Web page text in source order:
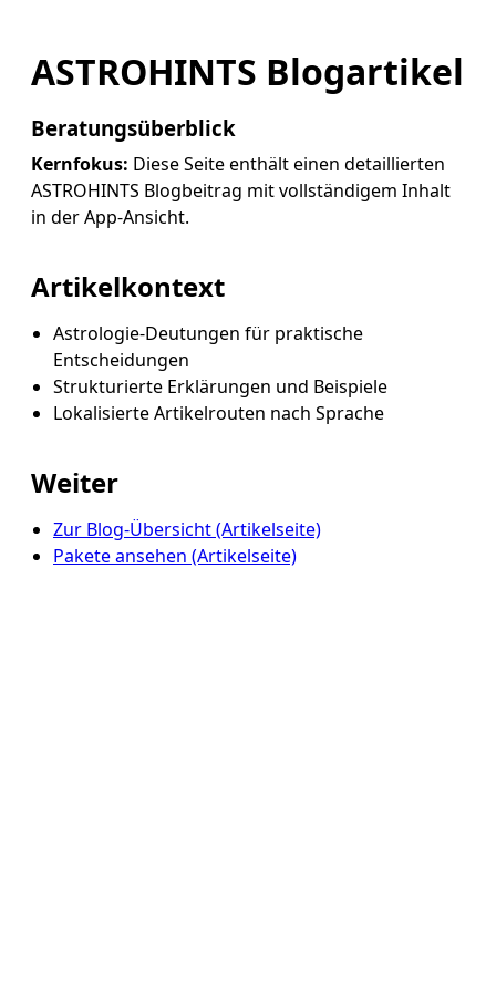
ASTROHINTS Blogartikel
Beratungsüberblick
Kernfokus: Diese Seite enthält einen detaillierten
ASTROHINTS Blogbeitrag mit vollständigem Inhalt
in der App-Ansicht.
Artikelkontext
Astrologie-Deutungen für praktische
Entscheidungen
Strukturierte Erklärungen und Beispiele
Lokalisierte Artikelrouten nach Sprache
Weiter
Zur Blog-Übersicht (Artikelseite)
Pakete ansehen (Artikelseite)